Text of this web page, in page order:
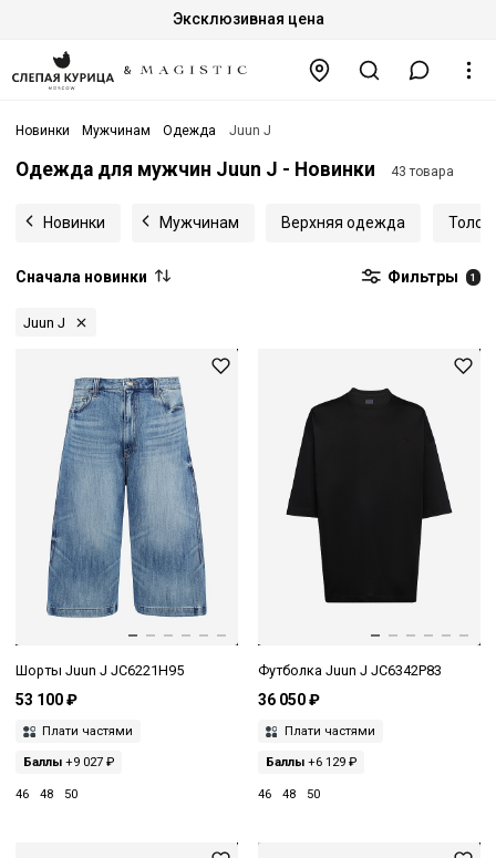
Эксклюзивная цена
Новинки Мужчинам Одежда Juun J
Одежда для мужчин Juun J - Новинки 43 товара
Новинки Мужчинам Верхняя одежда
Сначала новинки Фильтры 1
Juun J
Шорты Juun J JC6221H95
53 100 ₽
Плати частями
Баллы +9 027 ₽
46 48 50
Футболка Juun J JC6342P83
36 050 ₽
Плати частями
Баллы+6 129 ₽
46 48 50